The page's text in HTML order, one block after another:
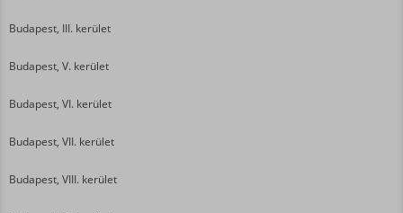
Budapest, III. kerület
Budapest, V. kerület
Budapest, VI. kerület
Budapest, VII. kerület
Budapest, VIII. kerület